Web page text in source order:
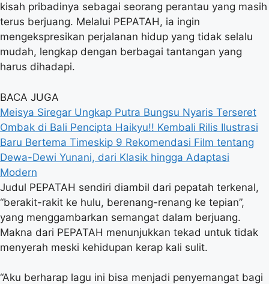
kisah pribadinya sebagai seorang perantau yang masih
terus berjuang. Melalui PEPATAH, ia ingin
mengekspresikan perjalanan hidup yang tidak selalu
mudah, lengkap dengan berbagai tantangan yang
harus dihadapi.
BACA JUGA
Meisya Siregar Ungkap Putra Bungsu Nyaris Terseret
Ombak di Bali Pencipta Haikyu!! Kembali Rilis Ilustrasi
Baru Bertema Timeskip 9 Rekomendasi Film tentang
Dewa-Dewi Yunani, dari Klasik hingga Adaptasi
Modern
Judul PEPATAH sendiri diambil dari pepatah terkenal,
“berakit-rakit ke hulu, berenang-renang ke tepian”,
yang menggambarkan semangat dalam berjuang.
Makna dari PEPATAH menunjukkan tekad untuk tidak
menyerah meski kehidupan kerap kali sulit.
“Aku berharap lagu ini bisa menjadi penyemangat bagi